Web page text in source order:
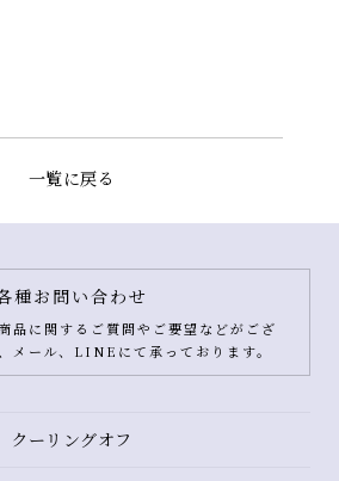
一覧に戻る
種お問い合わせ
品に関するご質問やご要望などがござ
メール、LINEにて承っております。
クーリングオフ